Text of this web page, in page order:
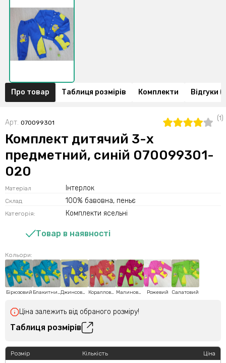
Про товар Таблиця розмірів Комплекти Відгуки
Арт. 070099301
(1)
Комплект дитячий 3-х
предметний, синій 070099301-
020
Матеріал Інтерлок
Склад 100% бавовна, пеньє
Категорія: Комплекти ясельні
Товар в наявності
Кольори:
Бірюзовий Блакитний Джинсовий Коралловий Малиновий Рожевий Салатовий
Ціна залежить від обраного розміру!
Таблиця розмірів
Розмір Кількість Ціна